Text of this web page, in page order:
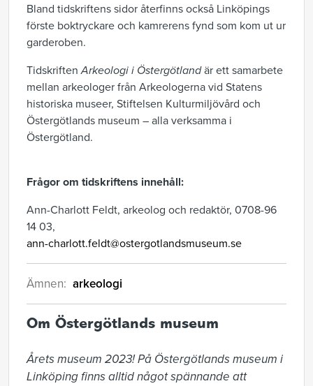
Bland tidskriftens sidor återfinns också Linköpings
förste boktryckare och kamrerens fynd som kom ut ur
garderoben.
TidskriftenArkeologi i Östergötlandär ett samarbete
mellan arkeologer från Arkeologerna vid Statens
historiska museer, Stiftelsen Kulturmiljövård och
Östergötlands museum – alla verksamma i
Östergötland.
Frågor om tidskriftens innehåll:
Ann-Charlott Feldt, arkeolog och redaktör, 0708-96
14 03,
ann-charlott.feldt@ostergotlandsmuseum.se
Ämnen: arkeologi
Om Östergötlands museum
Årets museum 2023! På Östergötlands museum i
Linköping finns alltid något spännande att